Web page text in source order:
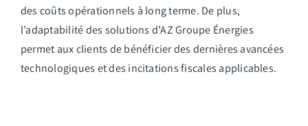
des coûts opérationnels à long terme. De plus,
l’adaptabilité des solutions d’AZ Groupe Énergies
permet aux clients de bénéficier des dernières avancées
technologiques et des incitations fiscales applicables.